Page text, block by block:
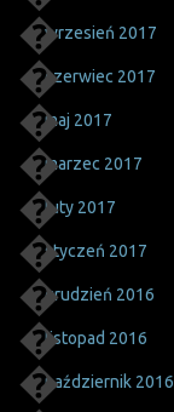
wrzesień 2017
czerwiec 2017
maj 2017
marzec 2017
luty 2017
styczeń 2017
grudzień 2016
listopad 2016
październik 2016